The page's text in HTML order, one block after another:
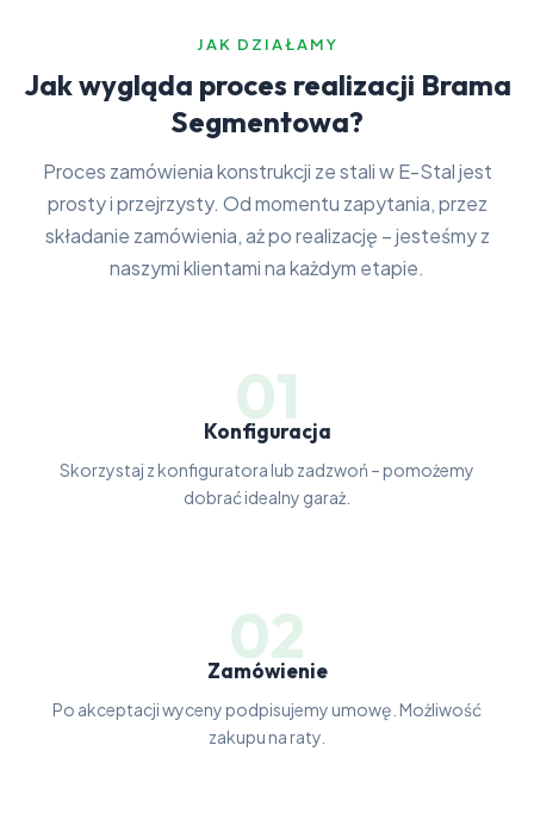
JAK DZIAŁAMY
Jak wygląda proces realizacji Brama
Segmentowa?
Proces zamówienia konstrukcji ze stali w E-Stal jest
prosty i przejrzysty. Od momentu zapytania, przez
składanie zamówienia, aż po realizację – jesteśmy z
naszymi klientami na każdym etapie.
01
Konfiguracja
Skorzystaj z konfiguratora lub zadzwoń – pomożemy
dobrać idealny garaż.
02
Zamówienie
Po akceptacji wyceny podpisujemy umowę. Możliwość
zakupu na raty.